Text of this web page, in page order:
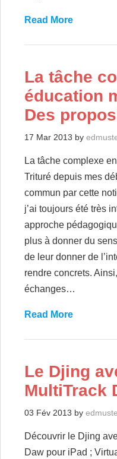
Read More
La tâche
éducation
Des
17 Mar 2013 by
La tâche complexe
Trituré depuis mes
commun par cette
j’ai toujours été très
approche
plus à donner du
de leur donner de
rendre concrets.
échanges…
Read More
Le Djing
MultiTrack
03 Fév 2013 by
Découvrir le Djing
Daw pour iPad ;